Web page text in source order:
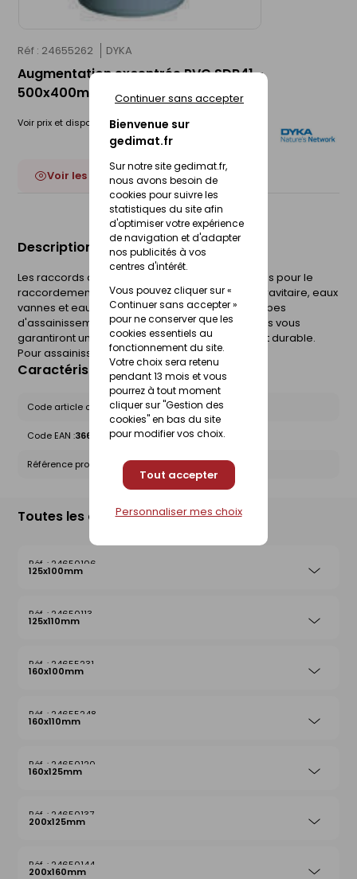
Bienvenue sur
gedimat.fr
Sur notre site gedimat.fr,
nous avons besoin de
cookies pour suivre les
statistiques du site afin
d'optimiser votre expérience
de navigation et d'adapter
nos publicités à vos
centres d'intérêt.
Vous pouvez cliquer sur «
Continuer sans accepter »
pour ne conserver que les
cookies essentiels au
fonctionnement du site.
Votre choix sera retenu
pendant 13 mois et vous
pourrez à tout moment
cliquer sur "Gestion des
cookies" en bas du site
pour modifier vos choix.
Tout accepter
Continuer sans accepter
Personnaliser mes choix
Réf : 24655262 DYKA
Augmentation excentrée PVC SDR41 -
500x400mm
Voir prix et disponibilité en magasin
Voir les 15 déclinaisons
Description du produit
Les raccords assainissement en PVC sont conçus pour le
raccordement des réseaux d'assainissement gravitaire, eaux
vannes et eaux pluviales. Combinés avec nos tubes
d'assainissement Sotralys et Ultra16 nos raccords vous
garantiront un réseau d'assainissement fiable et durable.
Pour assainissement.
Caractéristiques du produit
Code article chez le fournisseur :20023021
Code EAN :3660864052637
Référence produit nationale Gedimat :24655262
Toutes les déclinaisons
24650106
125x100mm
24650113
125x110mm
24655231
160x100mm
24655248
160x110mm
24650120
160x125mm
24650137
200x125mm
24650144
200x160mm